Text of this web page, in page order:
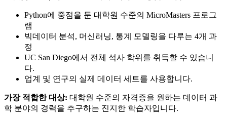
Python에 중점을 둔 대학원 수준의 MicroMasters 프로그
램
빅데이터 분석, 머신러닝, 통계 모델링을 다루는 4개 과
정
UC San Diego에서 전체 석사 학위를 취득할 수 있습니
다.
업계 및 연구의 실제 데이터 세트를 사용합니다.
가장 적합한 대상: 대학원 수준의 자격증을 원하는 데이터 과
학 분야의 경력을 추구하는 진지한 학습자입니다.